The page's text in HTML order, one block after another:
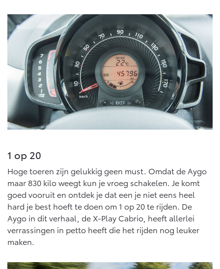
Proace (excl. BTW)
OOK ALS BATTERIJ-
ELEKTRISCH
Vanaf € 37.500,-
Proace Verso
BATTERIJ-ELEKTRISCH
Vanaf € 55.950,-
Vanaf € 46.301,- Vanaf € 56.570,-
Land Cruiser (excl. BTW)
1 op 20
Hoge toeren zijn gelukkig geen must. Omdat de Aygo
maar 830 kilo weegt kun je vroeg schakelen. Je komt
goed vooruit en ontdek je dat een je niet eens heel
hard je best hoeft te doen om 1 op 20 te rijden. De
Aygo in dit verhaal, de X-Play Cabrio, heeft allerlei
verrassingen in petto heeft die het rijden nog leuker
maken.